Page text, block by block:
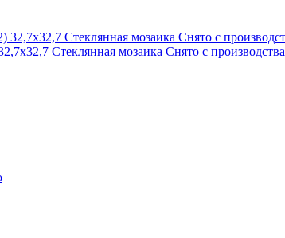
Стеклянная мозаика Снято с производства